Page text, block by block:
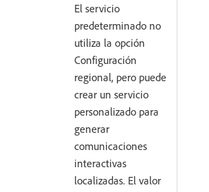
El servicio
predeterminado no
utiliza la opción
Configuración
regional, pero puede
crear un servicio
personalizado para
generar
comunicaciones
interactivas
localizadas. El valor